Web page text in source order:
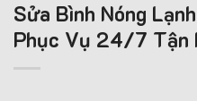
Sửa Bình Nóng
Phục Vụ 24/7 Tận